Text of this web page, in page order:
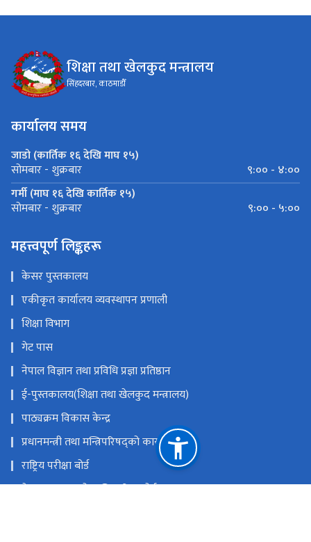
शिक्षा तथा खेलकुद मन्त्रालय
सिंहदरबार, काठमाडौँ
कार्यालय समय
जाडो (कार्तिक १६ देखि माघ १५)
सोमबार - शुक्रबार
९:०० - ४:००
गर्मी (माघ १६ देखि कार्तिक १५)
सोमबार - शुक्रबार ९:०० - ५:००
महत्त्वपूर्ण लिङ्कहरू
केसर पुस्तकालय
एकीकृत कार्यालय व्यवस्थापन प्रणाली
शिक्षा विभाग
गेट पास
नेपाल विज्ञान तथा प्रविधि प्रज्ञा प्रतिष्ठान
ई-पुस्तकालय(शिक्षा तथा खेलकुद मन्त्रालय)
पाठ्यक्रम विकास केन्द्र
प्रधानमन्त्री तथा मन्त्रिपरिषद्को कार्यालय
राष्ट्रिय परीक्षा बोर्ड
नेपाल सरकारको आधिकारिक पोर्टल